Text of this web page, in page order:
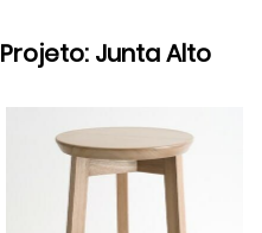
Projeto: Junta Alto